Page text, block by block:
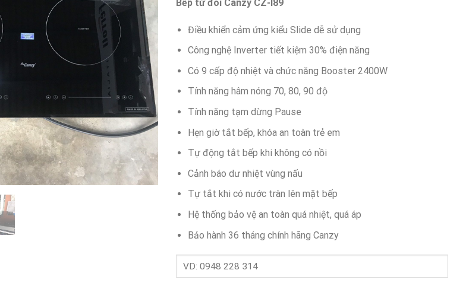
là:
8,990,000 ₫. là:
4,199,000 ₫.
Bếp từ đôi Canzy CZ-I89
Điều khiển cảm ứng kiểu Slide dễ sử dụng
Công nghệ Inverter tiết kiệm 30% điện năng
Có 9 cấp độ nhiệt và chức năng Booster 2400W
Tính năng hâm nóng 70, 80, 90 độ
Tính năng tạm dừng Pause
Hẹn giờ tắt bếp, khóa an toàn trẻ em
Tự động tắt bếp khi không có nồi
Cảnh báo dư nhiệt vùng nấu
Tự tắt khi có nước tràn lên mặt bếp
Hệ thống bảo vệ an toàn quá nhiệt, quá áp
Bảo hành 36 tháng chính hãng Canzy